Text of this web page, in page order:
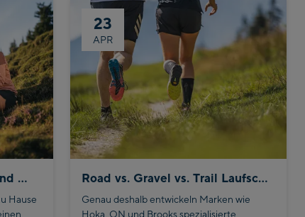
Tipps und Tricks für dich und deinen perfekten Wanderrucksack
Hause
23
APR
Road vs. Gravel vs. Trail Laufschuhe: Welcher Schuh passt zu deinem Laufstil?
Genau deshalb entwickeln Marken wie
Hoka, ON und Brooks spezialisierte